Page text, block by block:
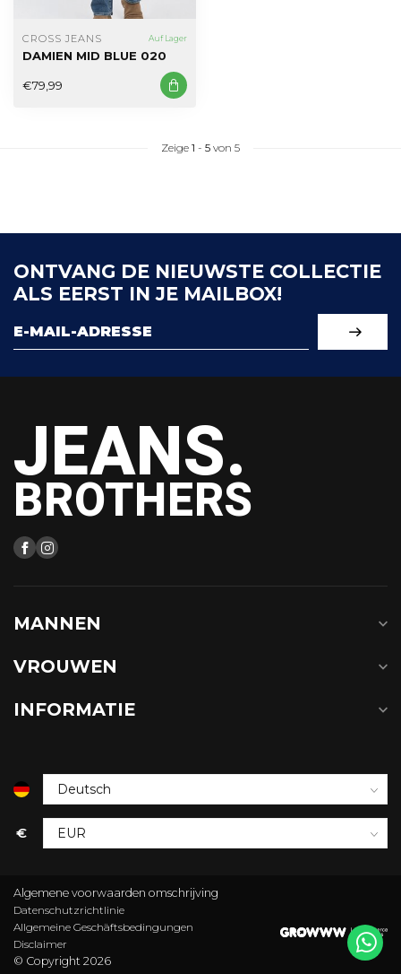
CROSS JEANS Auf Lager
DAMIEN MID BLUE 020
€79,99
Zeige 1 - 5 von 5
ONTVANG DE NIEUWSTE COLLECTIE
ALS EERST IN JE MAILBOX!
JEANS.
BROTHERS
MANNEN
VROUWEN
INFORMATIE
€
Algemene voorwaarden omschrijving
Datenschutzrichtlinie
Allgemeine Geschäftsbedingungen
Disclaimer
© Copyright 2026